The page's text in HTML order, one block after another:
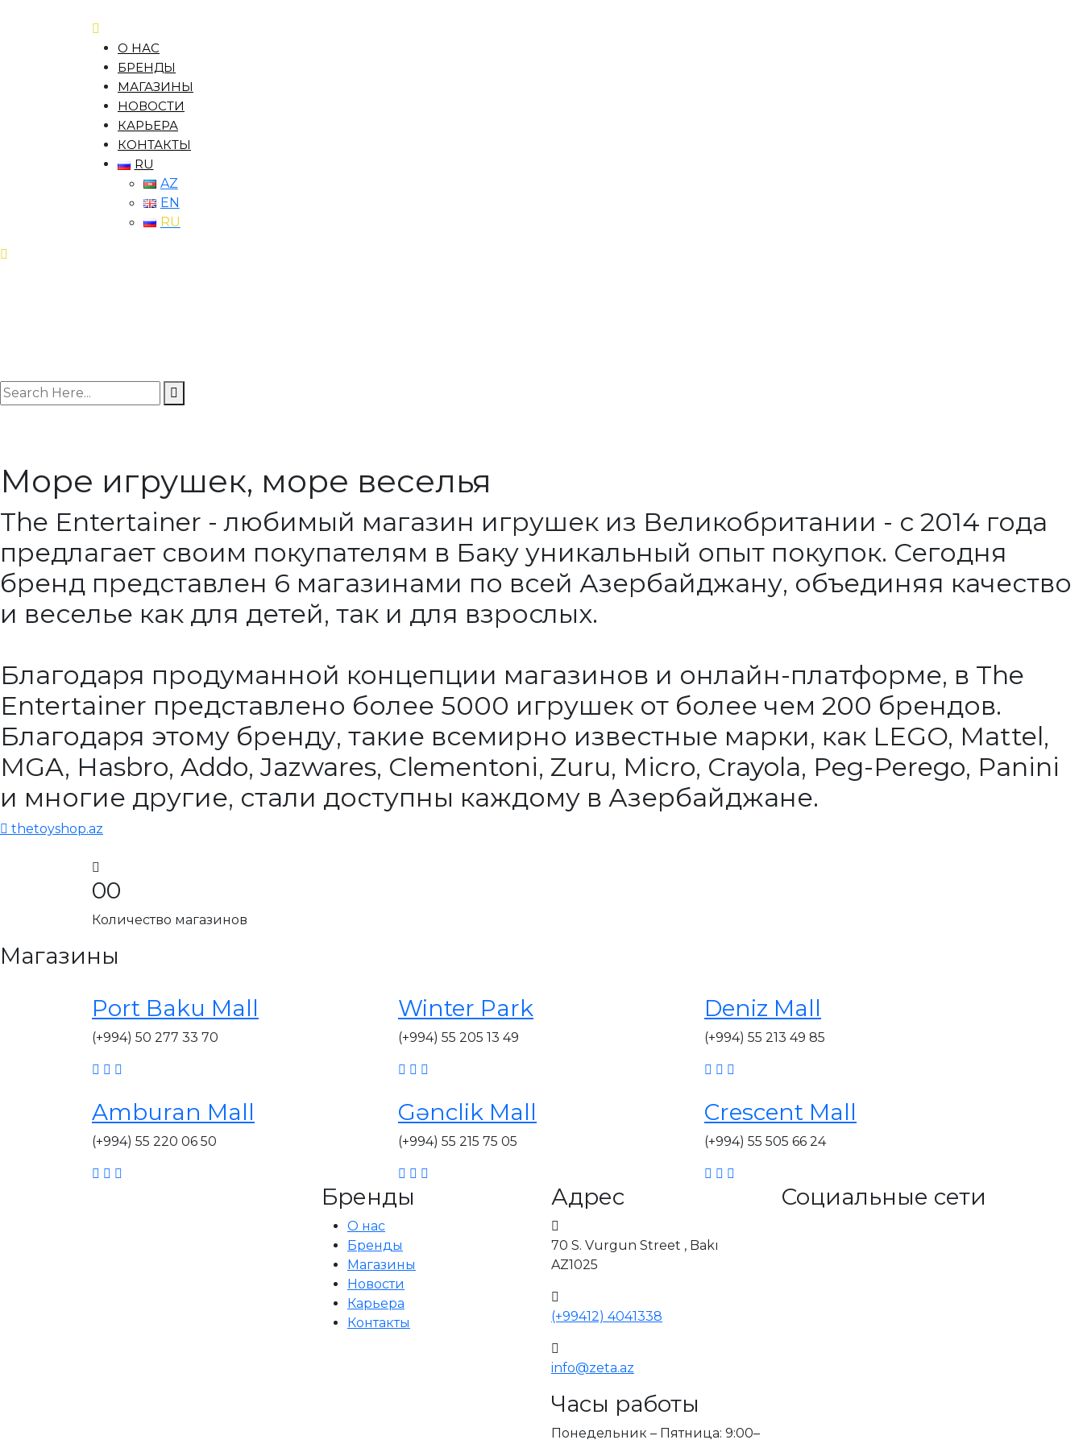
О НАС
БРЕНДЫ
МАГАЗИНЫ
НОВОСТИ
КАРЬЕРА
КОНТАКТЫ
RU
AZ
EN
RU
search here
Море игрушек, море веселья
The Entertainer - любимый магазин игрушек из Великобритании - с 2014 года
предлагает своим покупателям в Баку уникальный опыт покупок. Сегодня
бренд представлен 6 магазинами по всей Азербайджану, объединяя качество
и веселье как для детей, так и для взрослых.
Благодаря продуманной концепции магазинов и онлайн-платформе, в The
Entertainer представлено более 5000 игрушек от более чем 200 брендов.
Благодаря этому бренду, такие всемирно известные марки, как LEGO, Mattel,
MGA, Hasbro, Addo, Jazwares, Clementoni, Zuru, Micro, Crayola, Peg-Perego, Panini
и многие другие, стали доступны каждому в Азербайджане.
thetoyshop.az
00
Количество магазинов
Магазины
Port Baku Mall
(+994) 50 277 33 70
Winter Park
(+994) 55 205 13 49
Deniz Mall
(+994) 55 213 49 85
Amburan Mall
(+994) 55 220 06 50
Gənclik Mall
(+994) 55 215 75 05
Crescent Mall
(+994) 55 505 66 24
Бренды
О нас
Бренды
Магазины
Новости
Карьера
Контакты
Адрес
70 S. Vurgun Street , Bakı
AZ1025
(+99412) 4041338
info@zeta.az
Часы работы
Понедельник – Пятница: 9:00–
Социальные сети